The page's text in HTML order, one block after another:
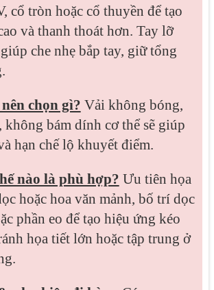
cổ tròn hoặc cổ thuyền để tạo
và thanh thoát hơn. Tay lỡ
che nhẹ bắp tay, giữ tổng
chọn gì? Vải không bóng,
không bám dính cơ thể sẽ giúp
hạn chế lộ khuyết điểm.
nào là phù hợp? Ưu tiên họa
hoặc hoa văn mảnh, bố trí dọc
phần eo để tạo hiệu ứng kéo
họa tiết lớn hoặc tập trung ở